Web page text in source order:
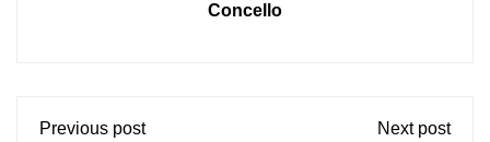
Concello
Previous post
Next post